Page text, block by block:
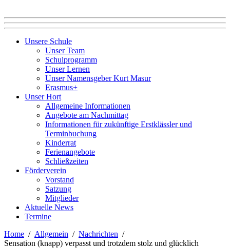
Unsere Schule
Unser Team
Schulprogramm
Unser Lernen
Unser Namensgeber Kurt Masur
Erasmus+
Unser Hort
Allgemeine Informationen
Angebote am Nachmittag
Informationen für zukünftige Erstklässler und
Terminbuchung
Kinderrat
Ferienangebote
Schließzeiten
Förderverein
Vorstand
Satzung
Mitglieder
Aktuelle News
Termine
Home
Allgemein
Nachrichten
Sensation (knapp) verpasst und trotzdem stolz und glücklich